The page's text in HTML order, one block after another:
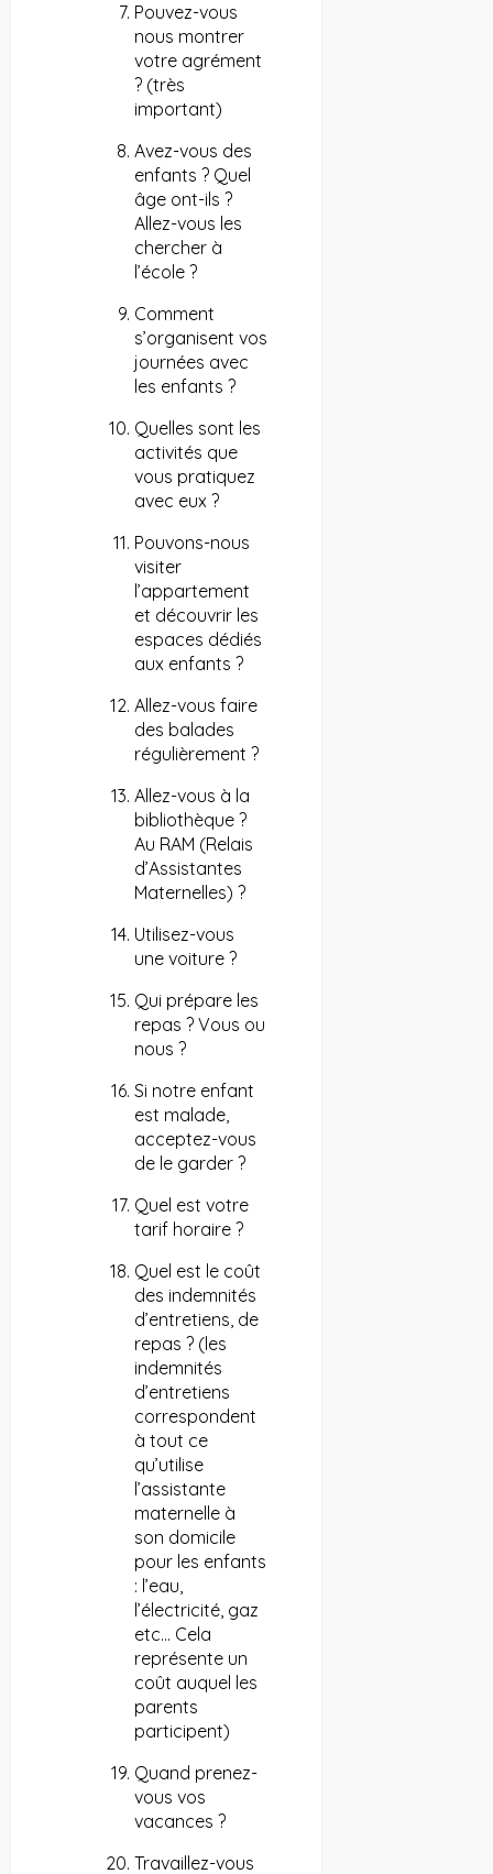
Pouvez-vous
nous montrer
votre agrément
? (très
important)
Avez-vous des
enfants ? Quel
âge ont-ils ?
Allez-vous les
chercher à
l’école ?
Comment
s’organisent vos
journées avec
les enfants ?
Quelles sont les
activités que
vous pratiquez
avec eux ?
Pouvons-nous
visiter
l’appartement
et découvrir les
espaces dédiés
aux enfants ?
Allez-vous faire
des balades
régulièrement ?
Allez-vous à la
bibliothèque ?
Au RAM (Relais
d’Assistantes
Maternelles) ?
Utilisez-vous
une voiture ?
Qui prépare les
repas ? Vous ou
nous ?
Si notre enfant
est malade,
acceptez-vous
de le garder ?
Quel est votre
tarif horaire ?
Quel est le coût
des indemnités
d’entretiens, de
repas ? (les
indemnités
d’entretiens
correspondent
à tout ce
qu’utilise
l’assistante
maternelle à
son domicile
pour les enfants
: l’eau,
l’électricité, gaz
etc… Cela
représente un
coût auquel les
parents
participent)
Quand prenez-
vous vos
vacances ?
Travaillez-vous